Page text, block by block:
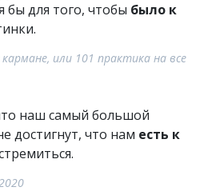
бы для того, чтобы было к
или 101 практика на все
наш самый большой
достигнут, что нам есть к